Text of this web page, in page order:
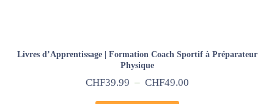
Livres d’Apprentissage | Formation Coach Sportif à Préparateur
Physique
CHF39.99 – CHF49.00